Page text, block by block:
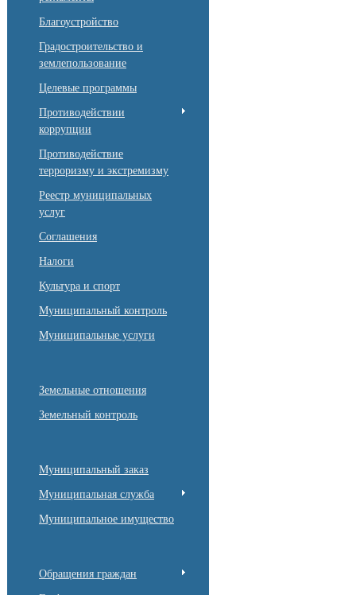
Благоустройство
Градостроительство и
землепользование
Целевые программы
Противодействии
коррупции
Противодействие
терроризму и экстремизму
Реестр муниципальных
услуг
Соглашения
Налоги
Культура и спорт
Муниципальный контроль
Муниципальные услуги
Земельные отношения
Земельный контроль
Муниципальный заказ
Муниципальная служба
Муниципальное имущество
Обращения граждан